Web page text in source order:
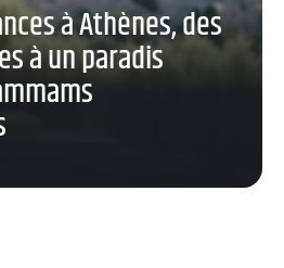
à Athènes, des
à un paradis